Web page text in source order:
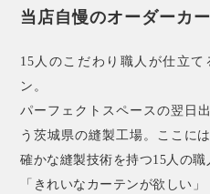
当店自慢のオーダーカ
15人のこだわり職人が仕立
ン。
パーフェクトスペースの翌日
う茨城県の縫製工場。ここに
確かな縫製技術を持つ15人の職
「きれいなカーテンが欲しい」